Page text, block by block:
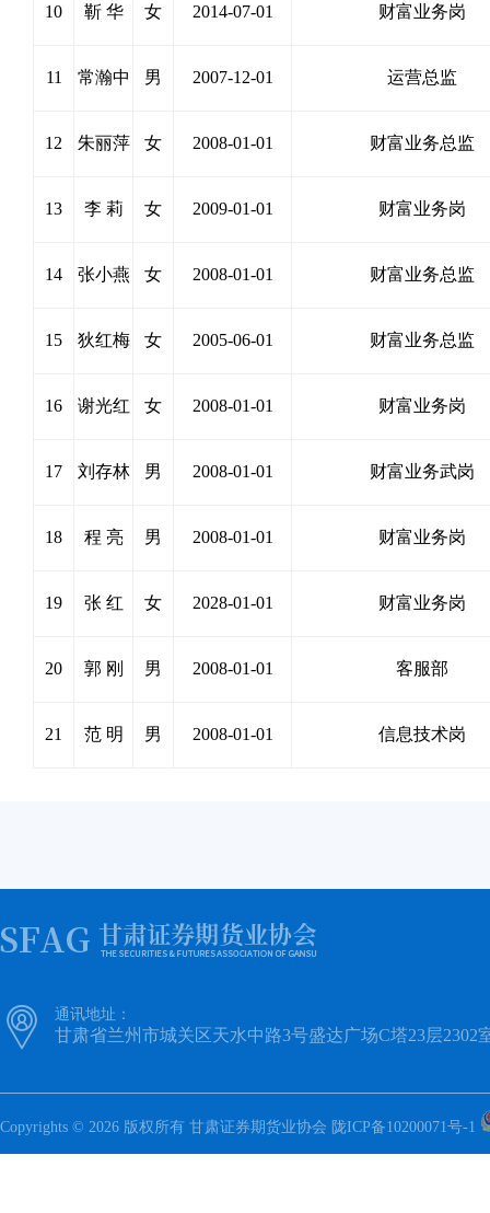
10 靳 华 女 2014-07-01 财富业务岗
11 常瀚中 男 2007-12-01 运营总监
12 朱丽萍 女 2008-01-01 财富业务总监
13 李 莉 女 2009-01-01 财富业务岗
14 张小燕 女 2008-01-01 财富业务总监
15 狄红梅 女 2005-06-01 财富业务总监
16 谢光红 女 2008-01-01 财富业务岗
17 刘存林 男 2008-01-01 财富业务武岗
18 程 亮 男 2008-01-01 财富业务岗
19 张 红 女 2028-01-01 财富业务岗
20 郭 刚 男 2008-01-01 客服部
21 范 明 男 2008-01-01 信息技术岗
 通讯地址：
甘肃省兰州市城关区天水中路3号盛达广场C塔23层2302
Copyrights © 2026 版权所有 甘肃证券期货业协会 陇ICP备10200071号-1